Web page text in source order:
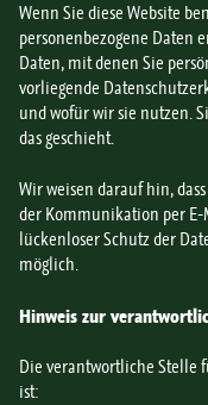
Wenn Sie diese Website
personenbezogene Daten
Daten, mit denen Sie
vorliegende
und wofür wir sie nutzen.
das geschieht.
Wir weisen darauf hin,
der Kommunikation per
lückenloser Schutz der
möglich.
Hinweis zur
Die verantwortliche Stelle
ist: